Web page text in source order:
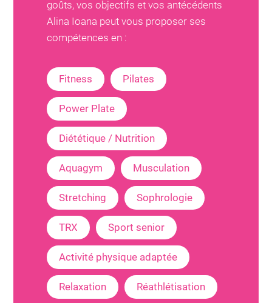
goûts, vos objectifs et vos antécédents
Alina Ioana peut vous proposer ses
compétences en :
Fitness Pilates
Power Plate
Diététique / Nutrition
Aquagym Musculation
Stretching Sophrologie
TRX Sport senior
Activité physique adaptée
Relaxation Réathlétisation